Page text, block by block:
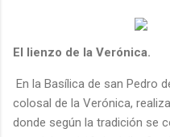
El lienzo de la Verónica.
En la Basílica de san Pedro
colosal de la Verónica,
donde según la tradición se